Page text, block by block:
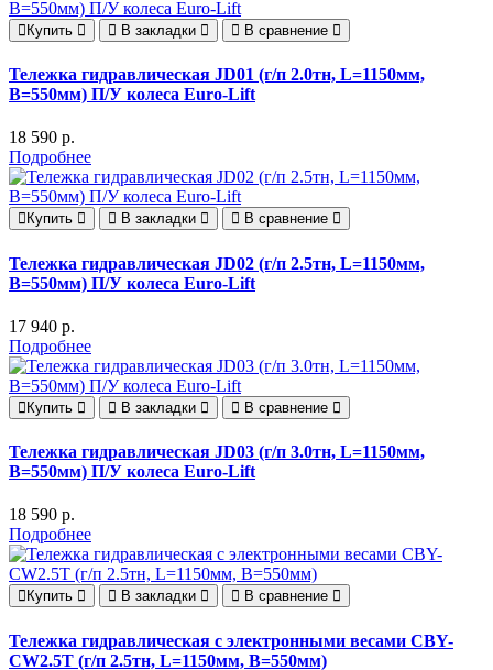
Купить В закладки В сравнение
Тележка гидравлическая JD01 (г/п 2.0тн, L=1150мм,
B=550мм) П/У колеса Euro-Lift
18 590 р.
Подробнее
Купить В закладки В сравнение
Тележка гидравлическая JD02 (г/п 2.5тн, L=1150мм,
B=550мм) П/У колеса Euro-Lift
17 940 р.
Подробнее
Купить В закладки В сравнение
Тележка гидравлическая JD03 (г/п 3.0тн, L=1150мм,
B=550мм) П/У колеса Euro-Lift
18 590 р.
Подробнее
Купить В закладки В сравнение
Тележка гидравлическая с электронными весами CBY-
CW2.5T (г/п 2.5тн, L=1150мм, B=550мм)